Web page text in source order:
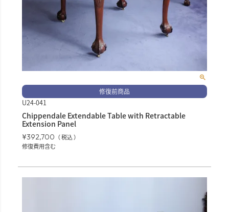
修復前商品
U24-041
Chippendale Extendable Table with Retractable
Extension Panel
¥392,700
税込
修復費用含む